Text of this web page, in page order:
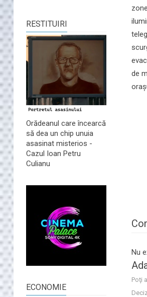
RESTITUIRI
Orădeanul care încearcă
să dea un chip unuia
asasinat misterios -
Cazul Ioan Petru
Culianu
ECONOMIE
de
Nu
Poţi